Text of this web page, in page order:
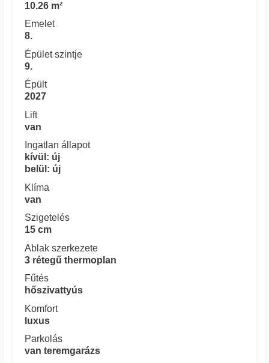
10.26 m²
Emelet
8.
Épület szintje
9.
Épült
2027
Lift
van
Ingatlan állapot
kívül: új
belül: új
Klíma
van
Szigetelés
15 cm
Ablak szerkezete
3 rétegű thermoplan
Fűtés
hőszivattyús
Komfort
luxus
Parkolás
van teremgarázs